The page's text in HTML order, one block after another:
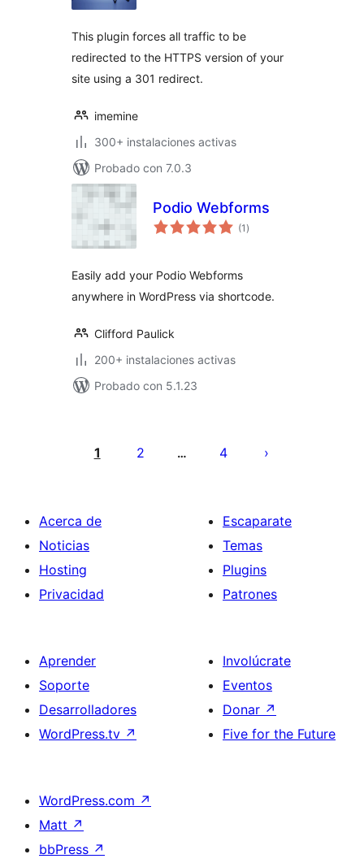
This plugin forces all traffic to be
redirected to the HTTPS version of your
site using a 301 redirect.
imemine
300+ instalaciones activas
Probado con 7.0.3
Podio Webforms
(1 total
de
)
Easily add your Podio Webforms
anywhere in WordPress via shortcode.
Clifford Paulick
200+ instalaciones activas
Probado con 5.1.23
1 2 … 4
Acerca de
Noticias
Hosting
Privacidad
Escaparate
Temas
Plugins
Patrones
Aprender
Soporte
Desarrolladores
WordPress.tv ↗
Involúcrate
Eventos
Donar ↗
Five for the Future
WordPress.com ↗
Matt ↗
bbPress ↗